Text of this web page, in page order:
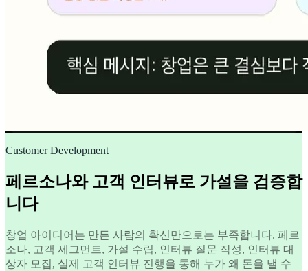
Customer Development
페르소나와 고객 인터뷰로 가설을 검증합
니다
창업 아이디어는 만든 사람의 확신만으로는 부족합니다. 페르
소나, 고객 세그먼트, 가설 수립, 인터뷰 질문 작성, 인터뷰 대
상자 모집, 실제 고객 인터뷰 진행을 통해 누가 왜 돈을 낼 수